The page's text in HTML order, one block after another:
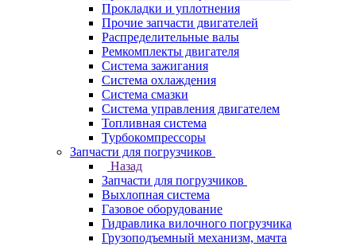
Прокладки и уплотнения
Прочие запчасти двигателей
Распределительные валы
Ремкомплекты двигателя
Система зажигания
Система охлаждения
Система смазки
Система управления двигателем
Топливная система
Турбокомпрессоры
Запчасти для погрузчиков
Назад
Запчасти для погрузчиков
Выхлопная система
Газовое оборудование
Гидравлика вилочного погрузчика
Грузоподъемный механизм, мачта